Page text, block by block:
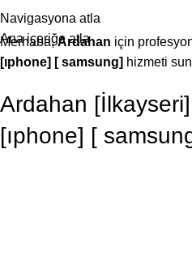
Navigasyona atla
Ana içeriğe atla
Merhaba,Ardahan için
[ıphone] [ samsung] hizmeti
Ardahan
[ıphone] [